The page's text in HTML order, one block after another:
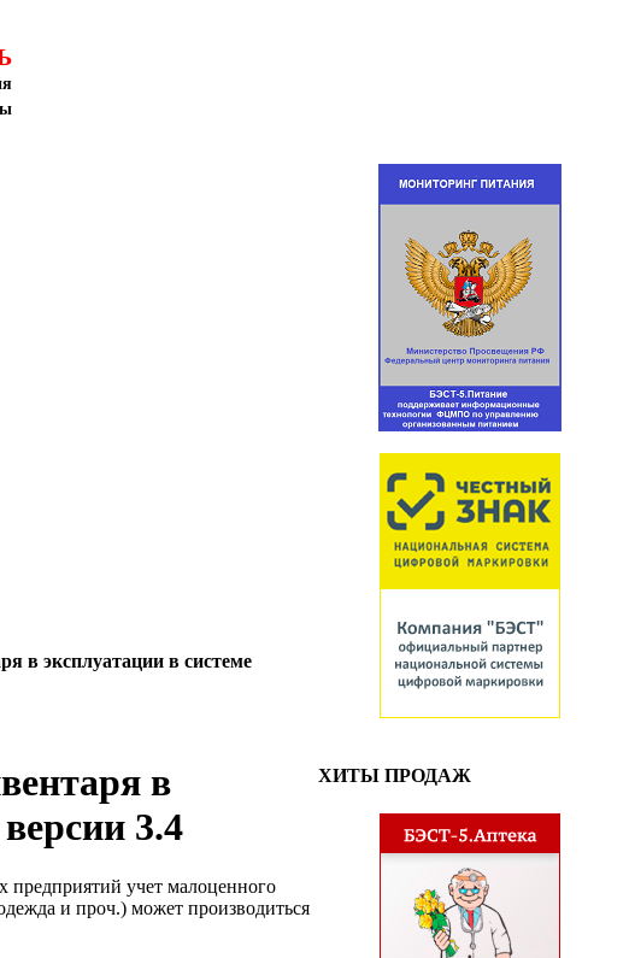
в эксплуатации в системе
в
3.4
предприятий учет малоценного
и проч.) может производиться
ХИТЫ ПРОДАЖ